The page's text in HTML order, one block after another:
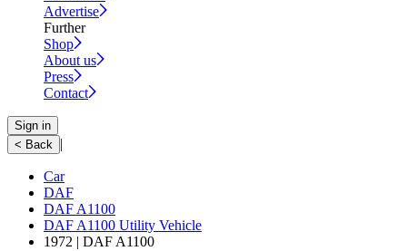
Advertise
Further
Shop
About us
Press
Contact
Sign in
< Back |
Car
DAF
DAF A1100
DAF A1100 Utility Vehicle
1972 | DAF A1100